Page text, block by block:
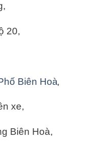
20,
Biên Hoà,
xe,
Biên Hoà,